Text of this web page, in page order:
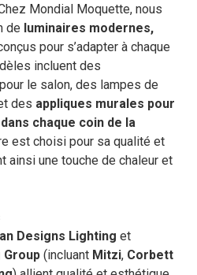
Mondial Moquette, nous
de luminaires modernes,
pour s’adapter à chaque
incluent des
le salon, des lampes de
des appliques murales pour
chaque coin de la
est choisi pour sa qualité et
ainsi une touche de chaleur et
Designs Lighting et
Group(incluant Mitzi, Corbett